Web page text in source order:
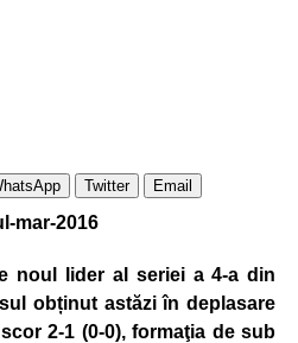
Twitter Email
noul lider al seriei a 4-a din
obținut astăzi în deplasare
2-1 (0-0), formaţia de sub